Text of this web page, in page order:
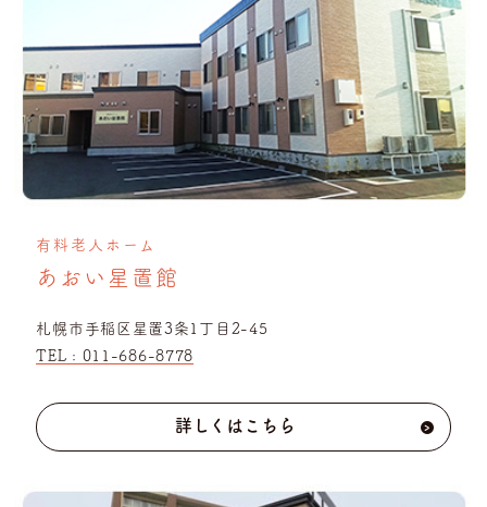
有料老人ホーム
あおい星置館
札幌市手稲区星置3条1丁目2-45
TEL : 011-686-8778
詳しくはこちら ›